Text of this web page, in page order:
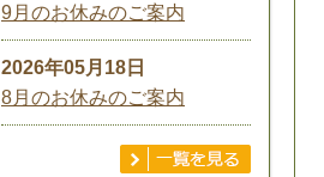
9月のお休みのご案内
2026年05月18日
8月のお休みのご案内